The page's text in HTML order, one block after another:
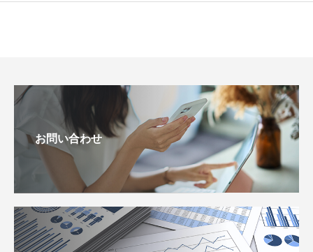
お問い合わせ